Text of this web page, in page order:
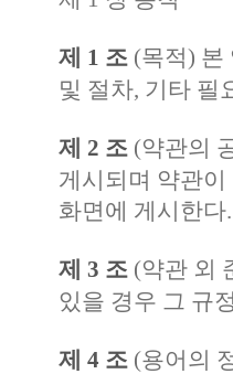
제 1 조 (목적) 본
및 절차, 기타 필
제 2 조 (약관의
게시되며 약관
화면에 게시한다.
제 3 조 (약관 외
있을 경우 그 규
제 4 조 (용어의